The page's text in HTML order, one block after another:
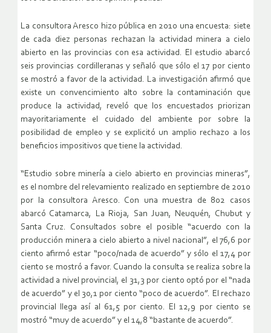
La consultora Aresco hizo pública en 2010 una encuesta: siete
de cada diez personas rechazan la actividad minera a cielo
abierto en las provincias con esa actividad. El estudio abarcó
seis provincias cordilleranas y señaló que sólo el 17 por ciento
se mostró a favor de la actividad. La investigación afirmó que
existe un convencimiento alto sobre la contaminación que
produce la actividad, reveló que los encuestados priorizan
mayoritariamente el cuidado del ambiente por sobre la
posibilidad de empleo y se explicitó un amplio rechazo a los
beneficios impositivos que tiene la actividad.
“Estudio sobre minería a cielo abierto en provincias mineras”,
es el nombre del relevamiento realizado en septiembre de 2010
por la consultora Aresco. Con una muestra de 802 casos
abarcó Catamarca, La Rioja, San Juan, Neuquén, Chubut y
Santa Cruz. Consultados sobre el posible “acuerdo con la
producción minera a cielo abierto a nivel nacional”, el 76,6 por
ciento afirmó estar “poco/nada de acuerdo” y sólo el 17,4 por
ciento se mostró a favor. Cuando la consulta se realiza sobre la
actividad a nivel provincial, el 31,3 por ciento optó por el “nada
de acuerdo” y el 30,1 por ciento “poco de acuerdo”. El rechazo
provincial llega así al 61,5 por ciento. El 12,9 por ciento se
mostró “muy de acuerdo” y el 14,8 “bastante de acuerdo”.